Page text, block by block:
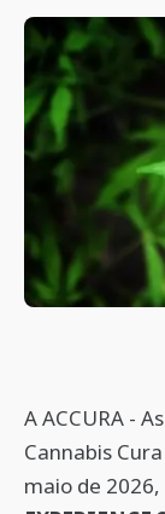
A ACCURA -
Cannabis
maio de 2026,